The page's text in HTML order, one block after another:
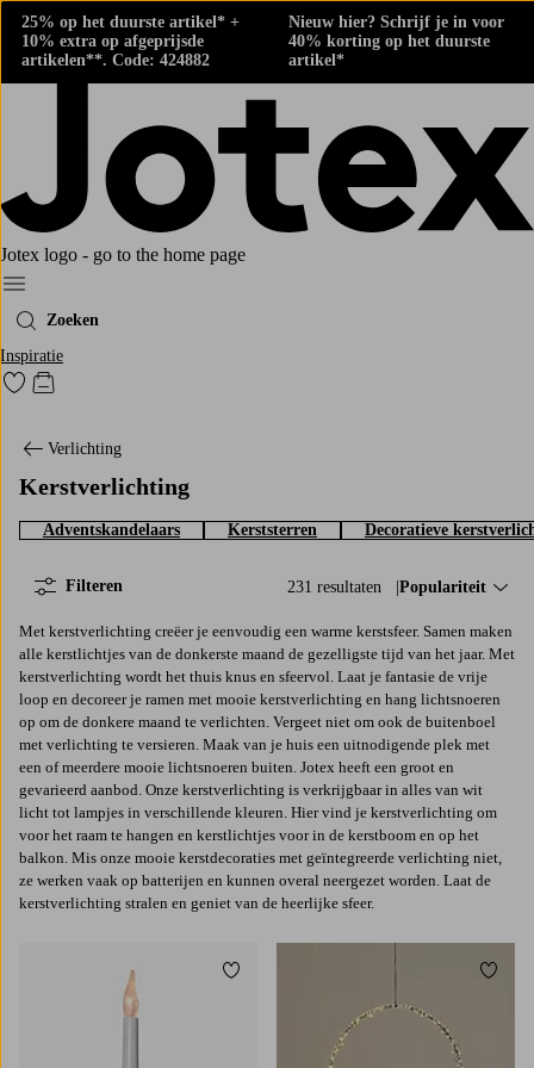
25% op het duurste artikel* +
10% extra op afgeprijsde
artikelen**. Code: 424882
Nieuw hier? Schrijf je in voor
40% korting op het duurste
artikel*
Jotex logo - go to the home page
Menu
Zoeken
Inspiratie
Ga naar favoriet gemarkeerde producten
Go to checkout
Verlichting
Kerstverlichting
Adventskandelaars Kerststerren Decoratieve
231 resultaten Sorteer op:
Populariteit
Filteren
Met kerstverlichting creëer je eenvoudig een warme kerstsfeer. Samen maken
alle kerstlichtjes van de donkerste maand de gezelligste tijd van het jaar. Met
kerstverlichting wordt het thuis knus en sfeervol. Laat je fantasie de vrije
loop en decoreer je ramen met mooie kerstverlichting en hang lichtsnoeren
op om de donkere maand te verlichten. Vergeet niet om ook de buitenboel
met verlichting te versieren. Maak van je huis een uitnodigende plek met
een of meerdere mooie lichtsnoeren buiten. Jotex heeft een groot en
gevarieerd aanbod. Onze kerstverlichting is verkrijgbaar in alles van wit
licht tot lampjes in verschillende kleuren. Hier vind je kerstverlichting om
voor het raam te hangen en kerstlichtjes voor in de kerstboom en op het
balkon. Mis onze mooie kerstdecoraties met geïntegreerde verlichting niet,
ze werken vaak op batterijen en kunnen overal neergezet worden. Laat de
kerstverlichting stralen en geniet van de heerlijke sfeer.
Toevoegen aan favorieten